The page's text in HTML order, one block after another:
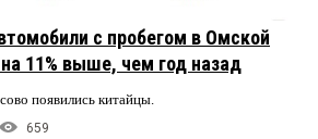
с пробегом в Омской
11% выше, чем год назад
появились китайцы.
659